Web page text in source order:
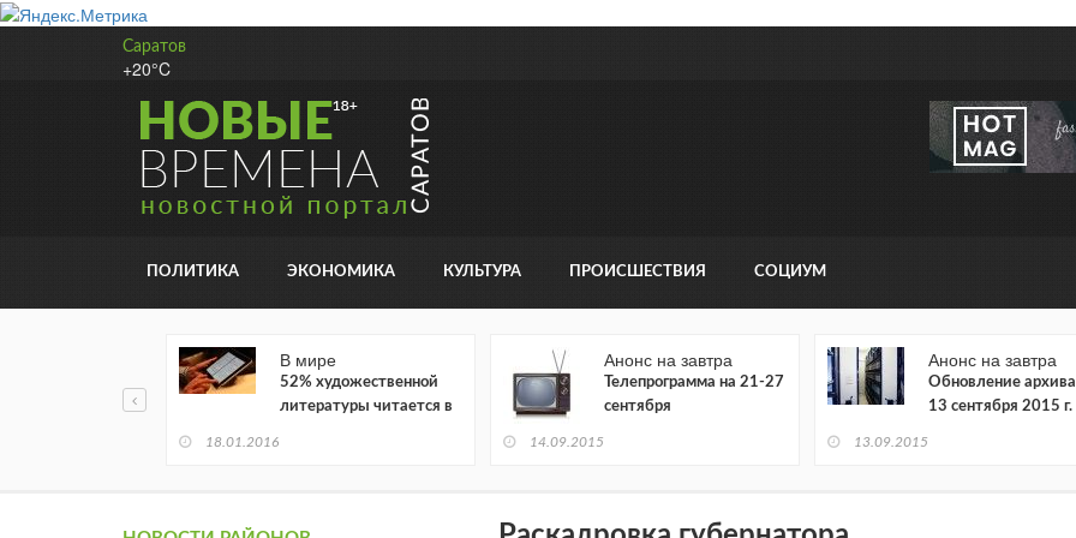
Саратов
+20°C
ПОЛИТИКА ЭКОНОМИКА КУЛЬТУРА ПРОИСШЕСТВИЯ СОЦИУМ
В мире
52% художественной
литературы читается в
18.01.2016
Анонс на завтра
Телепрограмма на 21-27
сентября
14.09.2015
Анонс на завтра
Обновление архива
13 сентября 2015 г.
13.09.2015